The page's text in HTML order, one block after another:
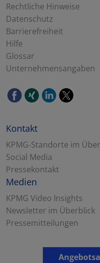
Rechtliche Hinweise
Datenschutz
Barrierefreiheit
Hilfe
Glossar
Unternehmensangaben
Kontakt
KPMG-Standorte im
Social Media
Pressekontakt
Medien
KPMG Video Insights
Newsletter im Überblick
Pressemitteilungen